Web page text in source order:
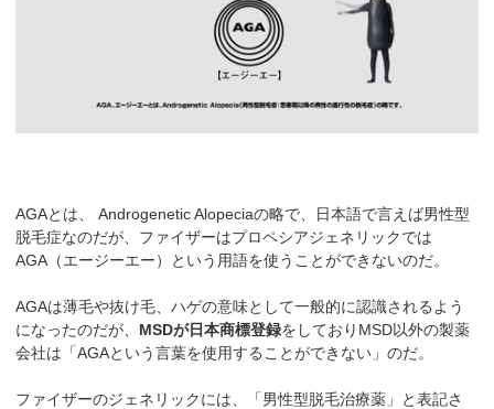
AGAとは、 Androgenetic Alopeciaの略で、日本語で言えば男性型
脱毛症なのだが、ファイザーはプロペシアジェネリックでは
AGA（エージーエー）という用語を使うことができないのだ。
AGAは薄毛や抜け毛、ハゲの意味として一般的に認識されるよう
になったのだが、 MSDが日本商標登録をしておりMSD以外の製薬
会社は「AGAという言葉を使用することができない」のだ。
ファイザーのジェネリックには、「男性型脱毛治療薬」と表記さ